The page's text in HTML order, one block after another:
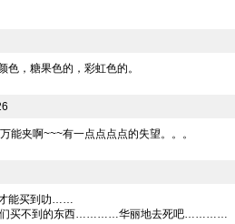
，糖果色的，彩虹色的。
能夹啊~~~有一点点点点的失望。。。
才能买到叻……
们买不到的东西…………华丽地去死吧…………